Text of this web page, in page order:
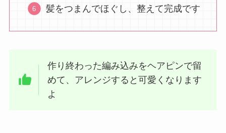
髪をつまんでほぐし、整えて完成です
作り終わった編み込みをヘアピンで留
めて、アレンジすると可愛くなります
よ